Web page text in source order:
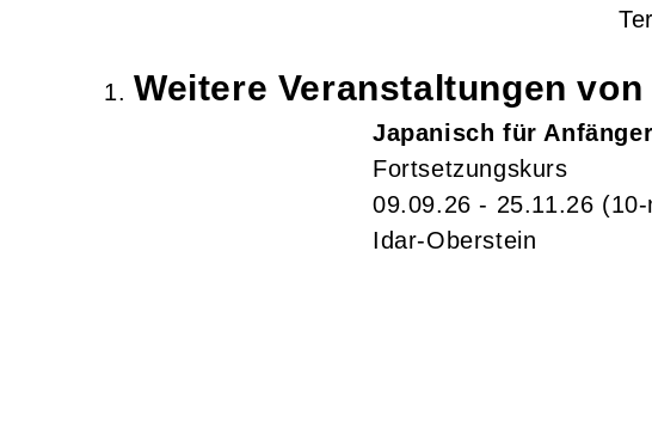
Weitere Veranstaltungen von
Japanisch für
Fortsetzungskurs
09.09.26 - 25.11.26
Idar-Oberstein